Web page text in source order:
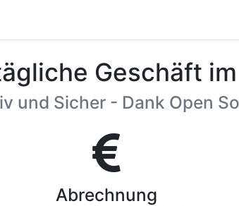
Geschäft
und Sicher - Dank Open
Abrechnung